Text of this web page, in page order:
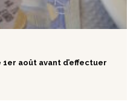
août avant d’effectuer